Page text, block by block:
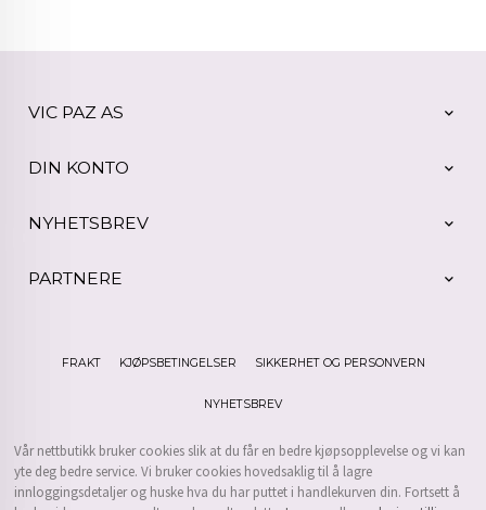
VIC PAZ AS
DIN KONTO
NYHETSBREV
PARTNERE
FRAKT KJØPSBETINGELSER SIKKERHET OG PERSONVERN
NYHETSBREV
Vår nettbutikk bruker cookies slik at du får en bedre kjøpsopplevelse og vi kan
yte deg bedre service. Vi bruker cookies hovedsaklig til å lagre
innloggingsdetaljer og huske hva du har puttet i handlekurven din. Fortsett å